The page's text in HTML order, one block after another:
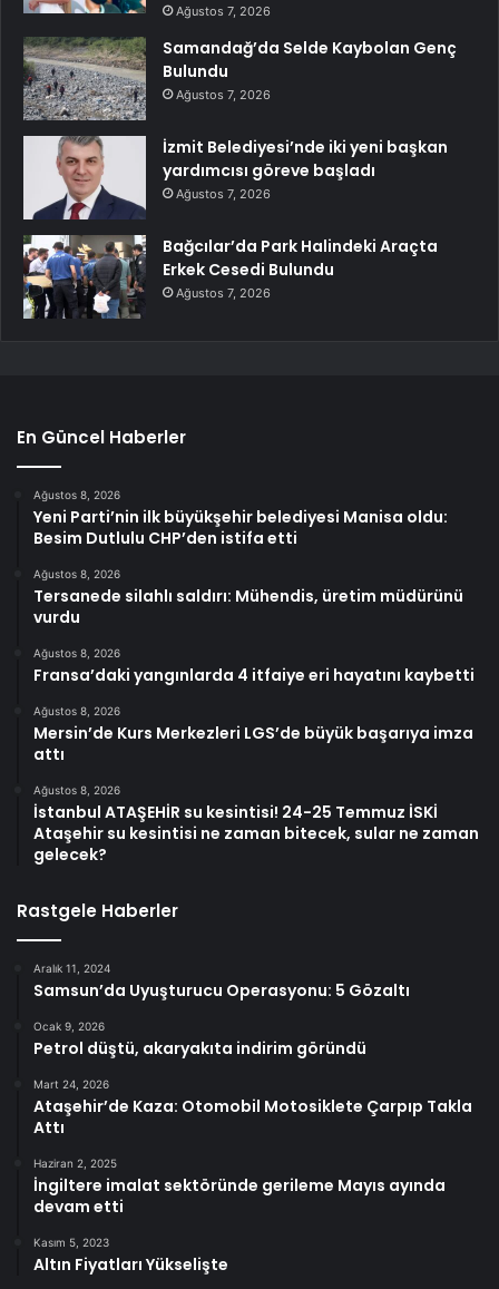
Ağustos 7, 2026
Samandağ’da Selde Kaybolan Genç
Bulundu
Ağustos 7, 2026
İzmit Belediyesi’nde iki yeni başkan
yardımcısı göreve başladı
Ağustos 7, 2026
Bağcılar’da Park Halindeki Araçta
Erkek Cesedi Bulundu
Ağustos 7, 2026
En Güncel Haberler
Ağustos 8, 2026
Yeni Parti’nin ilk büyükşehir belediyesi Manisa oldu:
Besim Dutlulu CHP’den istifa etti
Ağustos 8, 2026
Tersanede silahlı saldırı: Mühendis, üretim müdürünü
vurdu
Ağustos 8, 2026
Fransa’daki yangınlarda 4 itfaiye eri hayatını kaybetti
Ağustos 8, 2026
Mersin’de Kurs Merkezleri LGS’de büyük başarıya imza
attı
Ağustos 8, 2026
İstanbul ATAŞEHİR su kesintisi! 24-25 Temmuz İSKİ
Ataşehir su kesintisi ne zaman bitecek, sular ne zaman
gelecek?
Rastgele Haberler
Aralık 11, 2024
Samsun’da Uyuşturucu Operasyonu: 5 Gözaltı
Ocak 9, 2026
Petrol düştü, akaryakıta indirim göründü
Mart 24, 2026
Ataşehir’de Kaza: Otomobil Motosiklete Çarpıp Takla
Attı
Haziran 2, 2025
İngiltere imalat sektöründe gerileme Mayıs ayında
devam etti
Kasım 5, 2023
Altın Fiyatları Yükselişte